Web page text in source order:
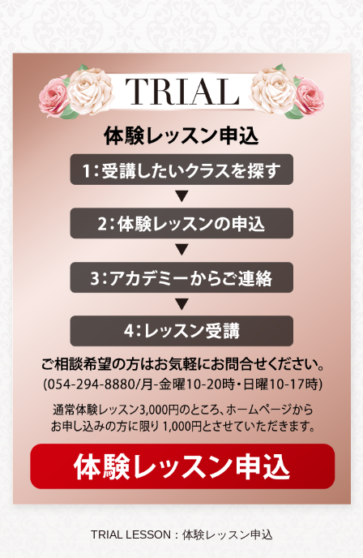
TRIAL LESSON：体験レッスン申込